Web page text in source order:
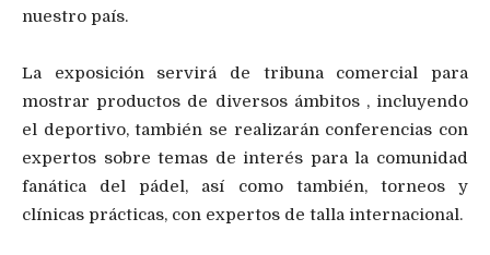
nuestro país.
La exposición servirá de tribuna comercial para
mostrar productos de diversos ámbitos , incluyendo
el deportivo, también se realizarán conferencias con
expertos sobre temas de interés para la comunidad
fanática del pádel, así como también, torneos y
clínicas prácticas, con expertos de talla internacional.